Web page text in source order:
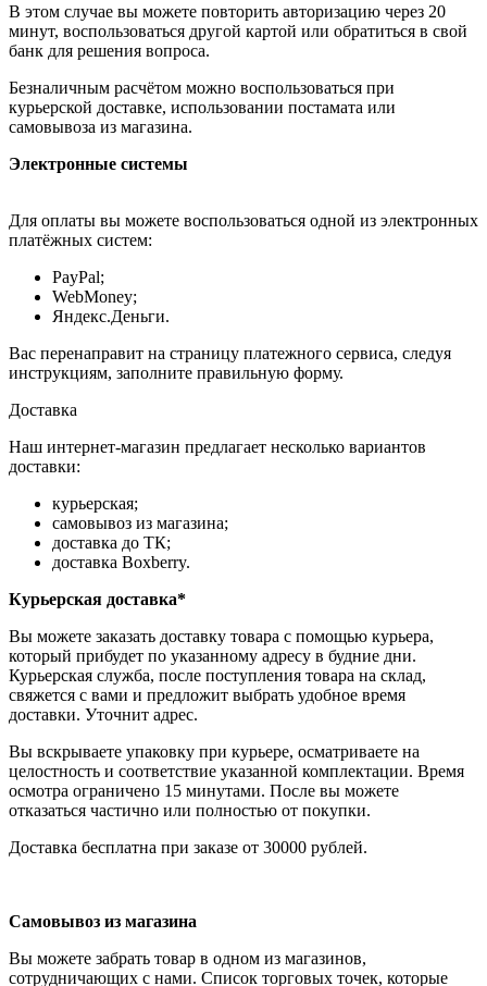
В этом случае вы можете повторить авторизацию через 20
минут, воспользоваться другой картой или обратиться в свой
банк для решения вопроса.
Безналичным расчётом можно воспользоваться при
курьерской доставке, использовании постамата или
самовывоза из магазина.
Электронные системы
Для оплаты вы можете воспользоваться одной из электронных
платёжных систем:
PayPal;
WebMoney;
Яндекс.Деньги.
Вас перенаправит на страницу платежного сервиса, следуя
инструкциям, заполните правильную форму.
Доставка
Наш интернет-магазин предлагает несколько вариантов
доставки:
курьерская;
самовывоз из магазина;
доставка до ТК;
доставка Boxberry.
Курьерская доставка*
Вы можете заказать доставку товара с помощью курьера,
который прибудет по указанному адресу в будние дни.
Курьерская служба, после поступления товара на склад,
свяжется с вами и предложит выбрать удобное время
доставки. Уточнит адрес.
Вы вскрываете упаковку при курьере, осматриваете на
целостность и соответствие указанной комплектации. Время
осмотра ограничено 15 минутами. После вы можете
отказаться частично или полностью от покупки.
Доставка бесплатна при заказе от 30000 рублей.
Самовывоз из магазина
Вы можете забрать товар в одном из магазинов,
сотрудничающих с нами. Список торговых точек, которые